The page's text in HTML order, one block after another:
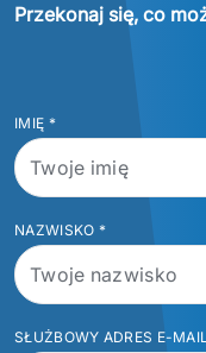
Przekonaj się, co
IMIĘ *
NAZWISKO *
SŁUŻBOWY ADRES E-MAIL